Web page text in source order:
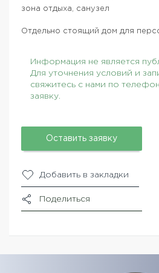
зона отдыха, санузел
Отдельно стоящий дом для
Информация не является
Для уточнения условий и
свяжитесь с нами по
заявку.
Оставить заявку
Добавить в закладки
Поделиться